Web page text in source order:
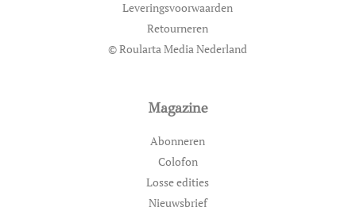
Leveringsvoorwaarden
Retourneren
© Roularta Media Nederland
Magazine
Abonneren
Colofon
Losse edities
Nieuwsbrief